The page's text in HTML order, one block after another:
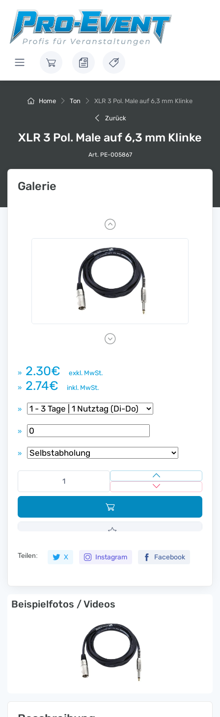
Home Ton XLR 3 Pol. Male auf 6,3 mm Klinke
Zurück
XLR 3 Pol. Male auf 6,3 mm Klinke
Art. PE-005867
Galerie
P
r
e
o
u
N
» 2.30€
exkl. MwSt.
» 2.74€ inkl. MwSt.
»
»
»
Teilen: X Instagram Facebook
Beispielfotos / Videos